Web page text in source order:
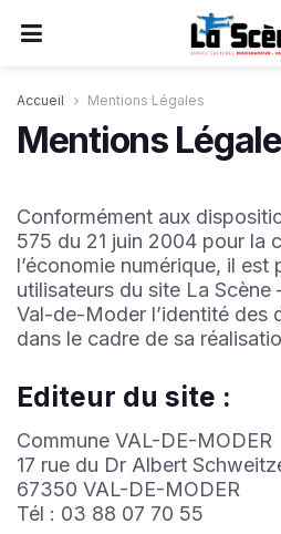
Accueil Mentions Légales
Mentions
Conformément aux
575 du 21 juin 2004 pour la
l’économie numérique, il est
utilisateurs du site La Scène
Val-de-Moder l’identité des
dans le cadre de sa
Editeur du site :
Commune VAL-DE-MODER
17 rue du Dr Albert
67350 VAL-DE-MODER
Tél : 03 88 07 70 55